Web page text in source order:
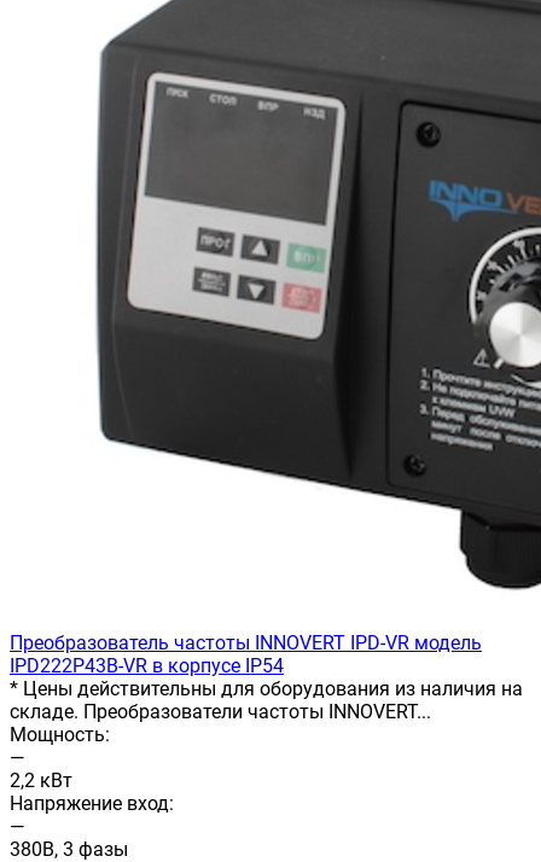
Преобразователь частоты INNOVERT IРD-VR модель
IPD222P43B-VR в корпусе IP54
* Цены действительны для оборудования из наличия на
складе. Преобразователи частоты INNOVERT...
Мощность:
—
2,2 кВт
Напряжение вход:
—
380В, 3 фазы